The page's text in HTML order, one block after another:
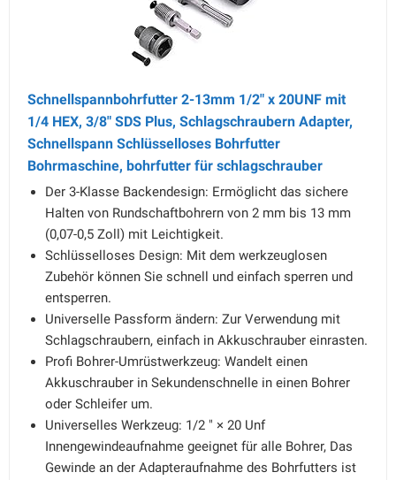
Schnellspannbohrfutter 2-13mm 1/2" x 20UNF mit
1/4 HEX, 3/8" SDS Plus, Schlagschraubern Adapter,
Schnellspann Schlüsselloses Bohrfutter
Bohrmaschine, bohrfutter für schlagschrauber
Der 3-Klasse Backendesign: Ermöglicht das sichere
Halten von Rundschaftbohrern von 2 mm bis 13 mm
(0,07-0,5 Zoll) mit Leichtigkeit.
Schlüsselloses Design: Mit dem werkzeuglosen
Zubehör können Sie schnell und einfach sperren und
entsperren.
Universelle Passform ändern: Zur Verwendung mit
Schlagschraubern, einfach in Akkuschrauber einrasten.
Profi Bohrer-Umrüstwerkzeug: Wandelt einen
Akkuschrauber in Sekundenschnelle in einen Bohrer
oder Schleifer um.
Universelles Werkzeug: 1/2 " × 20 Unf
Innengewindeaufnahme geeignet für alle Bohrer, Das
Gewinde an der Adapteraufnahme des Bohrfutters ist